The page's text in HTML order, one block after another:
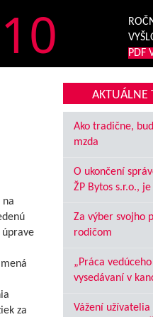
10
PDF
na
za
AKTUÁLNE
Ako tradične,
mzda
O ukončení
ŽP Bytos s.r.o.,
Za výber svojho
rodičom
„Práca
vysedávaní v
Vážení